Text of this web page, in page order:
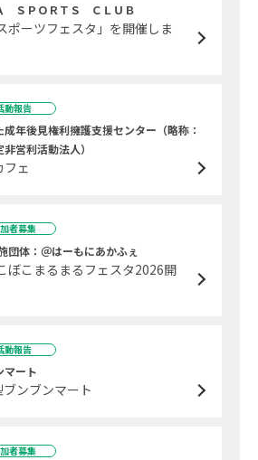
ＳＰＯＲＴＳ ＣＬＵＢ
ポーツフェスタ」を開催しま
動報告
年後見権利擁護支援センター（略称：
営利活動法人）
ェ
者募集
団体：＠はーもにあかふぇ
ぼこまるまるフェスタ2026開
動報告
マート
ンブンマート
者募集